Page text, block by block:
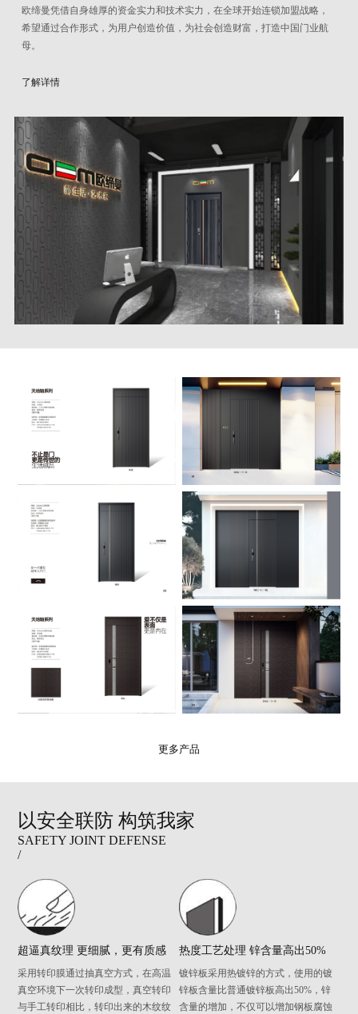
欧缔曼凭借自身雄厚的资金实力和技术实力，在全球开始连锁加盟战略，
希望通过合作形式，为用户创造价值，为社会创造财富，打造中国门业航
母。
了解详情
更多产品
以安全联防 构筑我家
SAFETY JOINT DEFENSE
/
超逼真纹理 更细腻，更有质感
采用转印膜通过抽真空方式，在高温
真空环境下一次转印成型，真空转印
与手工转印相比，转印出来的木纹纹
热度工艺处理 锌含量高出50%
镀锌板采用热镀锌的方式，使用的镀
锌板含量比普通镀锌板高出50%，锌
含量的增加，不仅可以增加钢板腐蚀